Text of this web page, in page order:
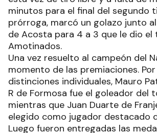
minutos para el final del segundo
prórroga, marcó un golazo junto
de Acosta para 4 a 3 que le dio el
Amotinados.
Una vez resuelto al campeón del
momento de las premiaciones.
distinciones individuales, Mauro
R de Formosa fue el goleador del
mientras que Juan Duarte de
elegido como jugador destacado
Luego fueron entregadas las